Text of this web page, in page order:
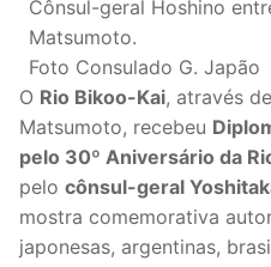
Cônsul-geral Hoshino
Matsumoto.
Foto Consulado G. Japão
O Rio Bikoo-Kai, através
Matsumoto, recebeu
pelo 30º Aniversário da
pelo cônsul-geral
mostra comemorativa
japonesas, argentinas,